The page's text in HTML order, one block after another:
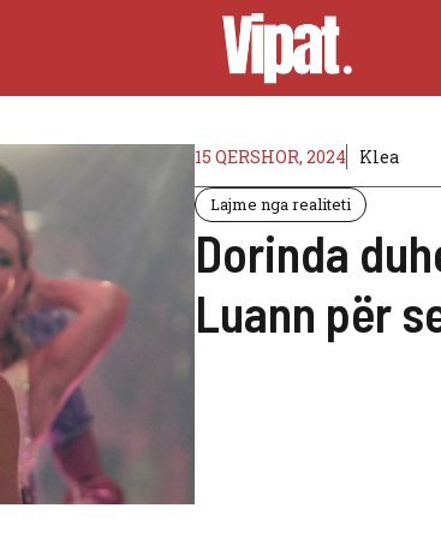
15 QERSHOR, 2024 Klea
Lajme nga realiteti
Dorinda
Luann për